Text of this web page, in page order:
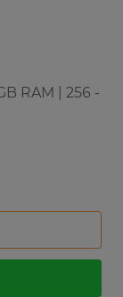
RAM | 256 -